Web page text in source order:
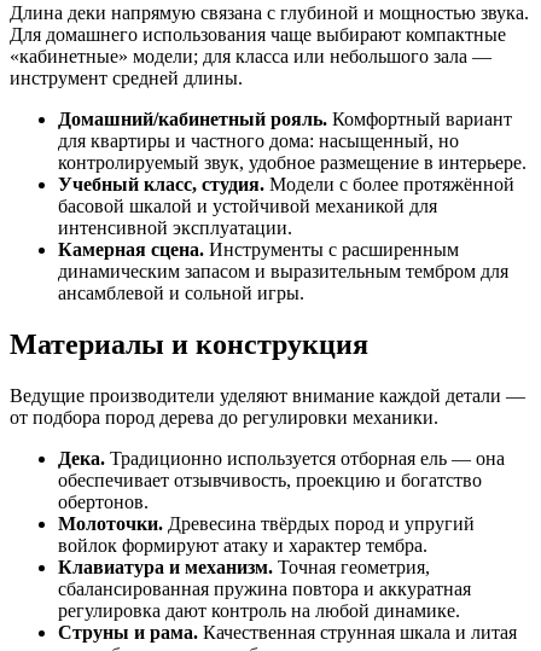
Длина деки напрямую связана с глубиной и мощностью звука.
Для домашнего использования чаще выбирают компактные
«кабинетные» модели; для класса или небольшого зала —
инструмент средней длины.
Домашний/кабинетный рояль. Комфортный вариант
для квартиры и частного дома: насыщенный, но
контролируемый звук, удобное размещение в интерьере.
Учебный класс, студия. Модели с более протяжённой
басовой шкалой и устойчивой механикой для
интенсивной эксплуатации.
Камерная сцена. Инструменты с расширенным
динамическим запасом и выразительным тембром для
ансамблевой и сольной игры.
Материалы и конструкция
Ведущие производители уделяют внимание каждой детали —
от подбора пород дерева до регулировки механики.
Дека. Традиционно используется отборная ель — она
обеспечивает отзывчивость, проекцию и богатство
обертонов.
Молоточки. Древесина твёрдых пород и упругий
войлок формируют атаку и характер тембра.
Клавиатура и механизм. Точная геометрия,
сбалансированная пружина повтора и аккуратная
регулировка дают контроль на любой динамике.
Струны и рама. Качественная струнная шкала и литая